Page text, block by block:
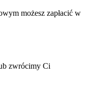
możesz zapłacić w
zwrócimy Ci